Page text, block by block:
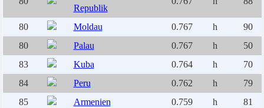
Republik
80 Moldau 0.767 h
90
80
Palau 0.767 h
50
83
Kuba 0.764 h
70
84
Peru 0.762 h
79
85
Armenien 0.759 h
81